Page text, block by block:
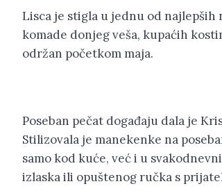
Lisca je stigla u jednu od najlepših
komade donjeg veša, kupaćih
održan početkom maja.
Poseban pečat događaju dala je
Stilizovala je manekenke na
samo kod kuće, već i u
izlaska ili opuštenog ručka s